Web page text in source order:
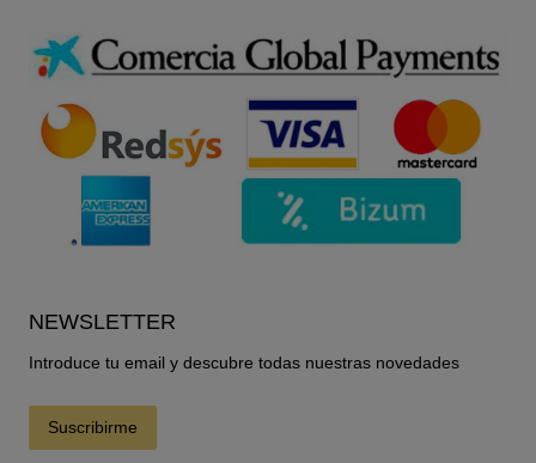
NEWSLETTER
Introduce tu email y descubre todas nuestras novedades
Suscribirme